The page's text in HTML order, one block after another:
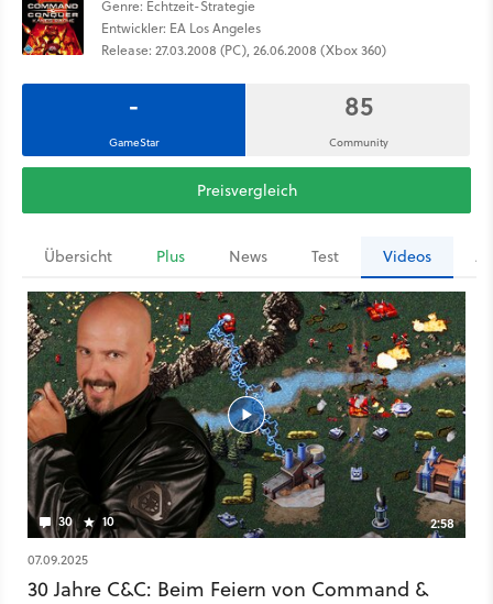
Genre: Echtzeit-Strategie
Entwickler: EA Los Angeles
Release: 27.03.2008 (PC), 26.06.2008 (Xbox 360)
-
GameStar
85
Community
Preisvergleich
Übersicht Plus News Test Videos
30 10
2:58
07.09.2025
30 Jahre C&C: Beim Feiern von Command &